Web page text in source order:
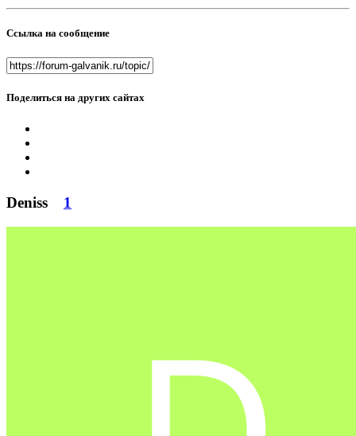
Ссылка на сообщение
Поделиться на других сайтах
Deniss 1